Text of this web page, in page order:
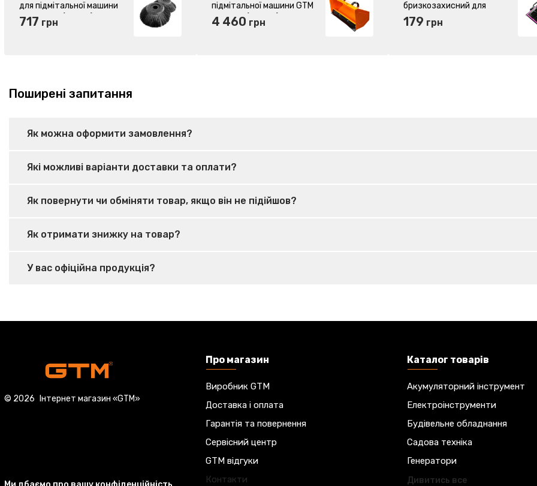
для підмітальної машини
GTM MS68 (32314)
717 грн
підмітальної машини GTM
SW800E (83609)
4 460 грн
бризкозахисний для
пилососа GTM JN501
(11290)
179 грн
Поширені запитання
Як можна оформити замовлення?
Які можливі варіанти доставки та оплати?
Як повернути чи обміняти товар, якщо він не підійшов?
Як отримати знижку на товар?
У вас офіційна продукція?
© 2026 Інтернет магазин «GTM»
Про магазин
Виробник GTM
Доставка і оплата
Гарантія та повернення
Сервісний центр
GTM відгуки
Контакти
Каталог товарів
Акумуляторний інструмент
Електроінструменти
Будівельне обладнання
Садова техніка
Генератори
Дивитись все